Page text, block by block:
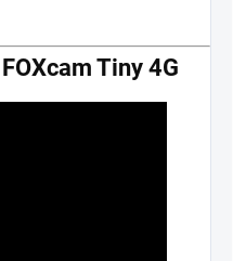
Tiny 4G